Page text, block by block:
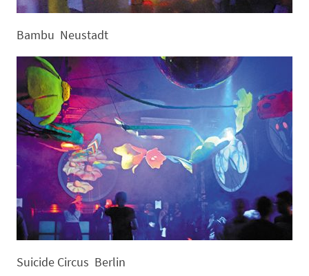
Bambu Neustadt
Suicide Circus Berlin